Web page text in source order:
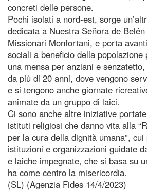
concreti delle persone.
Pochi isolati a nord-est, sorge
dedicata a Nuestra Señora de
Missionari Monfortani, e porta
sociali a beneficio della popolazione
una mensa per anziani e
da più di 20 anni, dove vengono
e si tengono anche giornate
animate da un gruppo di laici.
Ci sono anche altre iniziative
istituti religiosi che danno vita alla
per la cura della dignità umana”,
istituzioni e organizzazioni guidate
e laiche impegnate, che si basa su
ha come centro la misericordia.
(SL) (Agenzia Fides 14/4/2023)